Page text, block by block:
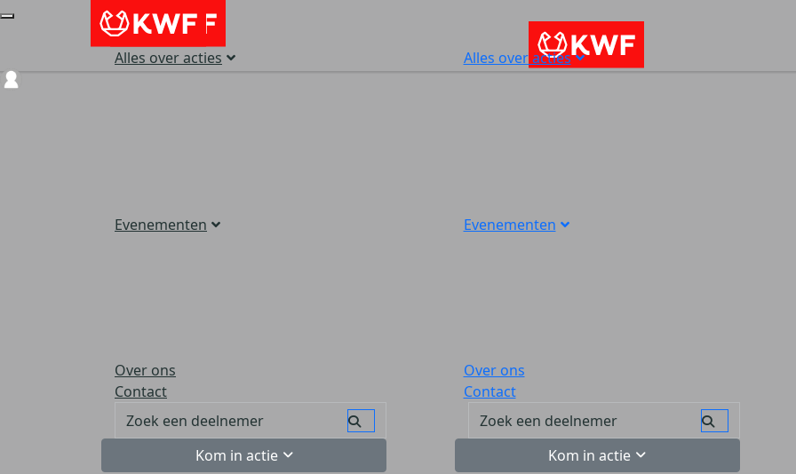
Alles over acties
Evenementen
Over ons
Contact
Kom in actie
Alles over acties
Evenementen
Over ons
Contact
Kom in actie